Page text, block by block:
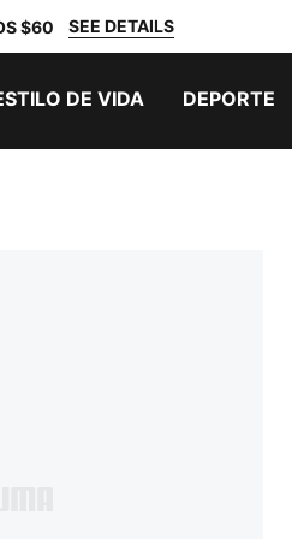
$60 SEE DETAILS
DE VIDA DEPORTE